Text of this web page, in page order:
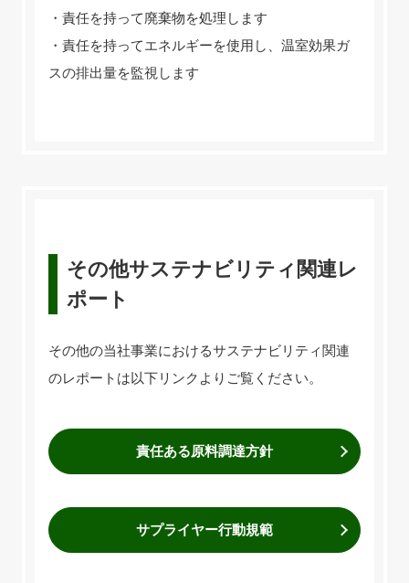
・責任を持って廃棄物を処理します
・責任を持ってエネルギーを使用し、温室効果ガ
スの排出量を監視します
その他サステナビリティ関連レ
ポート
その他の当社事業におけるサステナビリティ関連
のレポートは以下リンクよりご覧ください。
責任ある原料調達方針
サプライヤー行動規範